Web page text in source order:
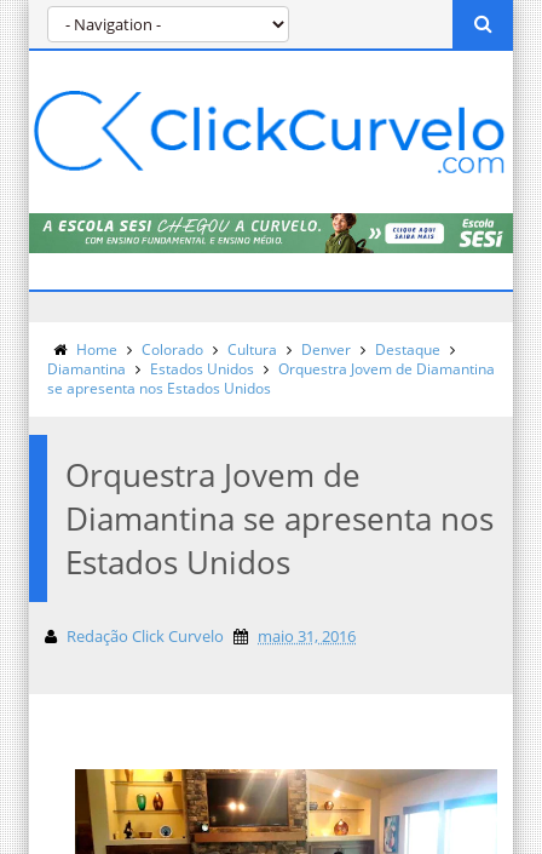
Home Colorado Cultura Denver
Destaque
Diamantina
Estados Unidos
Orquestra Jovem de Diamantina
se apresenta nos Estados Unidos
Orquestra Jovem de
Diamantina se apresenta nos
Estados Unidos
Redação Click Curvelo maio 31, 2016